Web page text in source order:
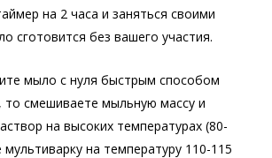
на 2 часа и заняться своими
сготовится без вашего участия.
мыло с нуля быстрым способом
то смешиваете мыльную массу и
на высоких температурах (80-
мультиварку на температуру 110-115